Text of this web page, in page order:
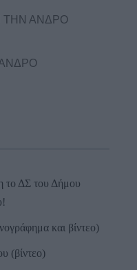
ΤΗΝ ΑΝΔΡΟ
το ΔΣ του Δήμου
και βίντεο)
(βίντεο)